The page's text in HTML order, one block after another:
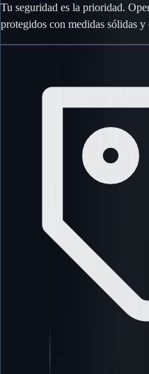
Tu seguridad es la prioridad.
protegidos con medidas sólidas y